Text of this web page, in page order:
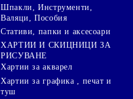
Шпакли, Инструменти,
Валяци, Пособия
Стативи, папки и аксесоари
ХАРТИИ И СКИЦНИЦИ ЗА
РИСУВАНЕ
Хартии за акварел
Хартии за графика , печат и
туш